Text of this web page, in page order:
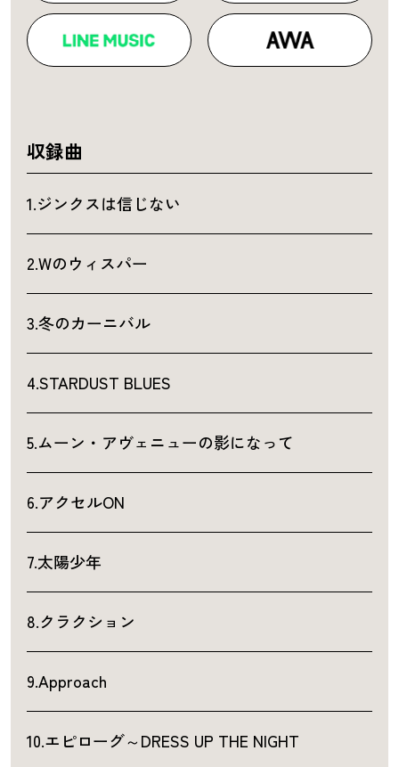
収録曲
1.ジンクスは信じない
2.Wのウィスパー
3.冬のカーニバル
4.STARDUST BLUES
5.ムーン・アヴェニューの影になって
6.アクセルON
7.太陽少年
8.クラクション
9.Approach
10.エピローグ～DRESS UP THE NIGHT